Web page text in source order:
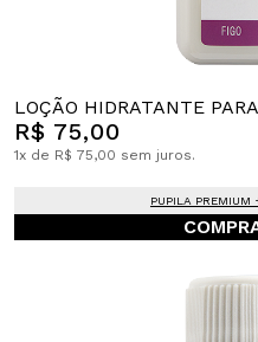
LOÇÃO HIDRATANTE
R$ 75,00
1x de R$ 75,00 sem juros.
PUPILA PREMIUM